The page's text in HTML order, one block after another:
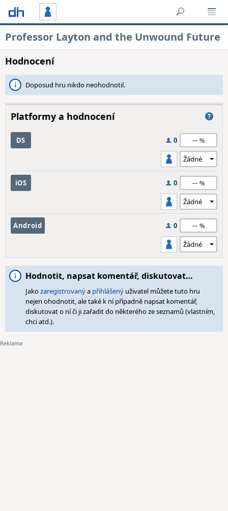
Professor Layton and the Unwound Future
Hodnocení
Doposud hru nikdo neohodnotil.
Platformy a hodnocení
DS 0 --
iOS 0 --
Android 0 --
Hodnotit, napsat komentář, diskutovat…
Jakozaregistrovanýa přihlášený uživatel můžete tuto hru
nejen ohodnotit, ale také k ní případně napsat komentář,
diskutovat o ní či ji zařadit do některého ze seznamů (vlastním,
chci atd.).